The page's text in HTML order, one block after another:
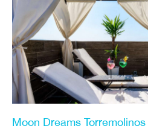
Moon Dreams Torremolinos